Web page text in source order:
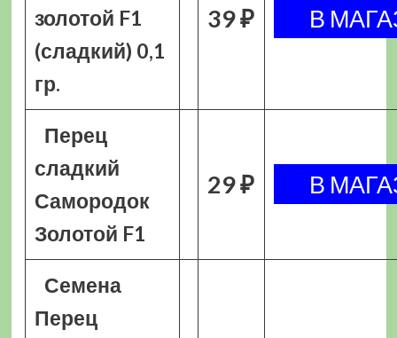
золотой F1
(сладкий) 0,1
гр.
39 ₽
Перец
сладкий
Самородок
Золотой F1
29 ₽
Семена
Перец